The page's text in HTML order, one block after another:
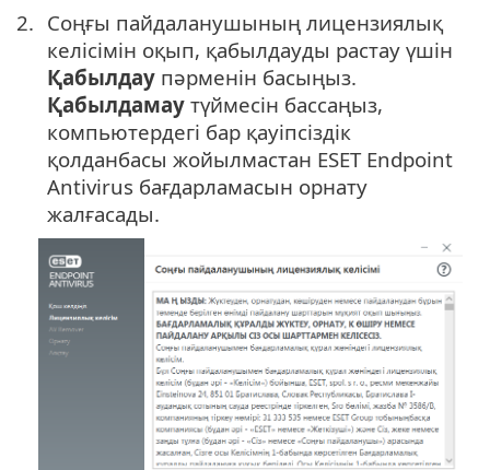
Соңғы пайдаланушының лицензиялық
келісімін оқып, қабылдауды растау үшін
Қабылдау пәрменін басыңыз.
Қабылдамау түймесін бассаңыз,
компьютердегі бар қауіпсіздік
қолданбасы жойылмастан ESET Endpoint
Antivirus бағдарламасын орнату
жалғасады.